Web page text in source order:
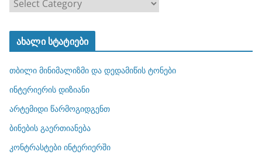
ტ
ო
რ
ბ
ი
ახალი სტატიები
თბილი მინიმალიზმი და დედამიწის ტონები
ინტერიერის დიზიანი
არტემიდი წარმოგიდგენთ
ბინების გაერთიანება
კონტრასტები ინტერიერში